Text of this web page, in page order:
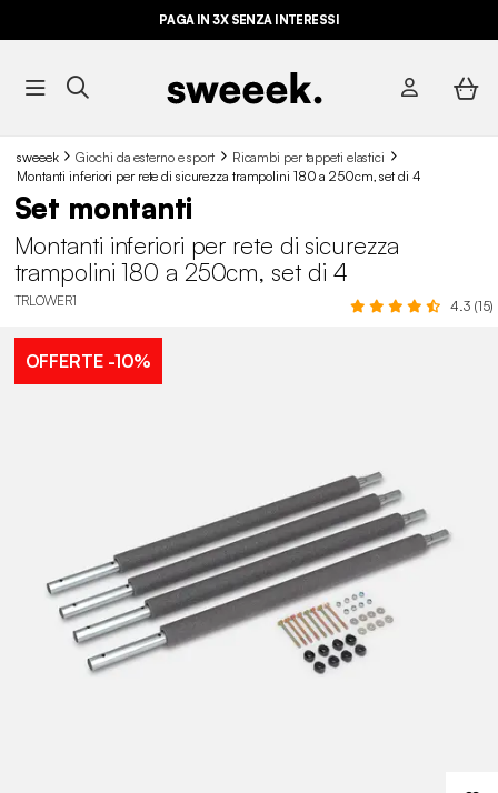
PAGA IN 3X SENZA INTERESSI
sweeek Giochi da esterno e sport
Ricambi per tappeti elastici
Montanti inferiori per rete di sicurezza trampolini 180 a 250cm, set di 4
Set montanti
Montanti inferiori per rete di sicurezza
trampolini 180 a 250cm, set di 4
TRLOWER1 4.3 (15)
OFFERTE-10%